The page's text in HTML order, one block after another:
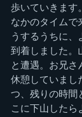
歩いていきます
なかのタイムで
うするうちに、
到着しました。
と遭遇。お兄さ
休憩していまし
つ、残りの時間
こに下山したら